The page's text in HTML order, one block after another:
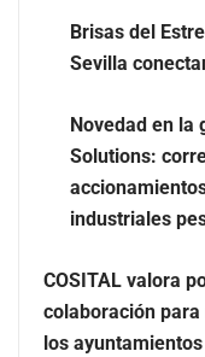
Los estudiantes
motivación, fluidez
Brisas del
Sevilla
Novedad en la
Solutions:
industriales
COSITAL valora
colaboración
los ayuntamientos